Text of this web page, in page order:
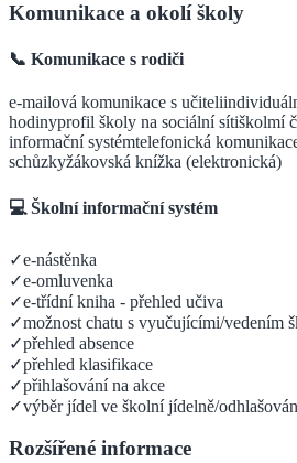
Komunikace a okolí školy
📞 Komunikace s rodiči
e-mailová komunikace s učiteli
hodinyprofil školy na sociální sítiškolmí
informační systémtelefonická
schůzkyžákovská knížka (elektronická)
💻 Školní informační systém
✓e-nástěnka
✓e-omluvenka
✓e-třídní kniha - přehled učiva
✓možnost chatu s vyučujícími/vedením
✓přehled absence
✓přehled klasifikace
✓přihlašování na akce
✓výběr jídel ve školní jídelně/
Rozšířené informace